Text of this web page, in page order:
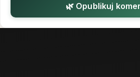
🌿 Opublikuj